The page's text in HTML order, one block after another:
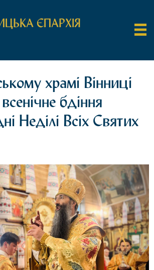
ЄПАРХІЯ
храмі Вінниці
бдіння
Неділі Всіх Святих